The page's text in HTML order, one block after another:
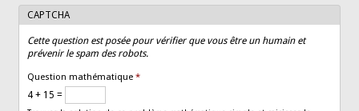
CAPTCHA
Cette question est posée pour vérifier que vous être un humain et
prévenir le spam des robots.
Question mathématique*
4 + 15 =